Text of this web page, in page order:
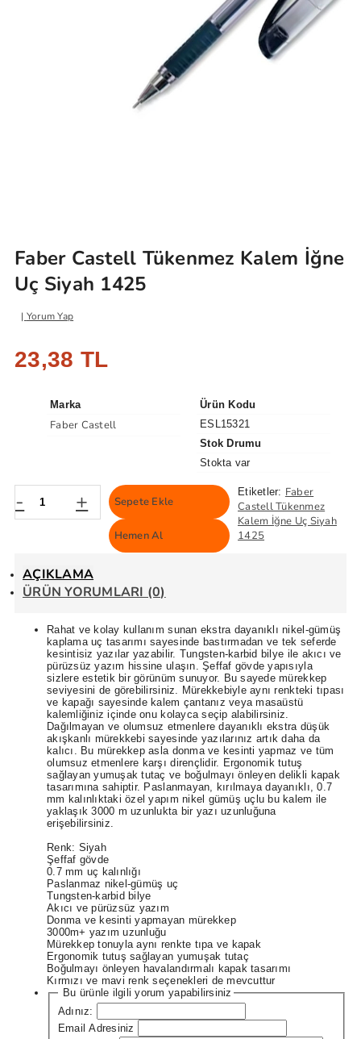
Faber Castell Tükenmez Kalem İğne
Uç Siyah 1425
Yorum Yap
23,38 TL
Marka
Faber Castell
Ürün Kodu
ESL15321
Stok Drumu
Stokta var
- + Sepete Ekle
Hemen Al
Etiketler: Faber
Castell Tükenmez
Kalem İğne Uç Siyah
1425
AÇIKLAMA
ÜRÜN YORUMLARI (0)
Rahat ve kolay kullanım sunan ekstra dayanıklı nikel-gümüş
kaplama uç tasarımı sayesinde bastırmadan ve tek seferde
kesintisiz yazılar yazabilir. Tungsten-karbid bilye ile akıcı ve
pürüzsüz yazım hissine ulaşın. Şeffaf gövde yapısıyla
sizlere estetik bir görünüm sunuyor. Bu sayede mürekkep
seviyesini de görebilirsiniz. Mürekkebiyle aynı renkteki tıpası
ve kapağı sayesinde kalem çantanız veya masaüstü
kalemliğiniz içinde onu kolayca seçip alabilirsiniz.
Dağılmayan ve olumsuz etmenlere dayanıklı ekstra düşük
akışkanlı mürekkebi sayesinde yazılarınız artık daha da
kalıcı. Bu mürekkep asla donma ve kesinti yapmaz ve tüm
olumsuz etmenlere karşı dirençlidir. Ergonomik tutuş
sağlayan yumuşak tutaç ve boğulmayı önleyen delikli kapak
tasarımına sahiptir. Paslanmayan, kırılmaya dayanıklı, 0.7
mm kalınlıktaki özel yapım nikel gümüş uçlu bu kalem ile
yaklaşık 3000 m uzunlukta bir yazı uzunluğuna
erişebilirsiniz.
Renk: Siyah
Şeffaf gövde
0.7 mm uç kalınlığı
Paslanmaz nikel-gümüş uç
Tungsten-karbid bilye
Akıcı ve pürüzsüz yazım
Donma ve kesinti yapmayan mürekkep
3000m+ yazım uzunluğu
Mürekkep tonuyla aynı renkte tıpa ve kapak
Ergonomik tutuş sağlayan yumuşak tutaç
Boğulmayı önleyen havalandırmalı kapak tasarımı
Kırmızı ve mavi renk seçenekleri de mevcuttur
Bu ürünle ilgili yorum yapabilirsiniz
Adınız:
Email Adresiniz